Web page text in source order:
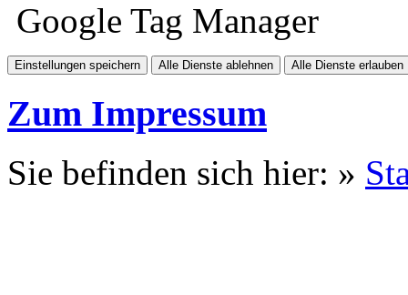
Google Tag Manager
Einstellungen speichern Alle Dienste ablehnen Alle Dienste erlauben
Zum Impressum
Sie befinden sich hier: »